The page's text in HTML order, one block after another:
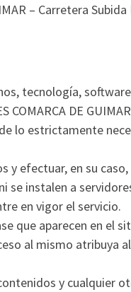
– Carretera
tecnología,
DE
lo estrictamente
y efectuar, en su
instalen a
en vigor el servicio.
que aparecen en el
al mismo atribuya
y cualquier